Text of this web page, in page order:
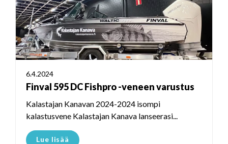
6.4.2024
Finval 595 DC Fishpro -veneen varustus
Kalastajan Kanavan 2024-2024 isompi
kalastusvene Kalastajan Kanava lanseerasi...
Lue lisää